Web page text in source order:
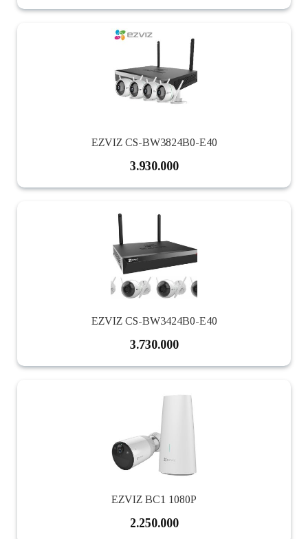
EZVIZ CS-BW3824B0-E40
3.930.000
EZVIZ CS-BW3424B0-E40
3.730.000
EZVIZ BC1 1080P
2.250.000